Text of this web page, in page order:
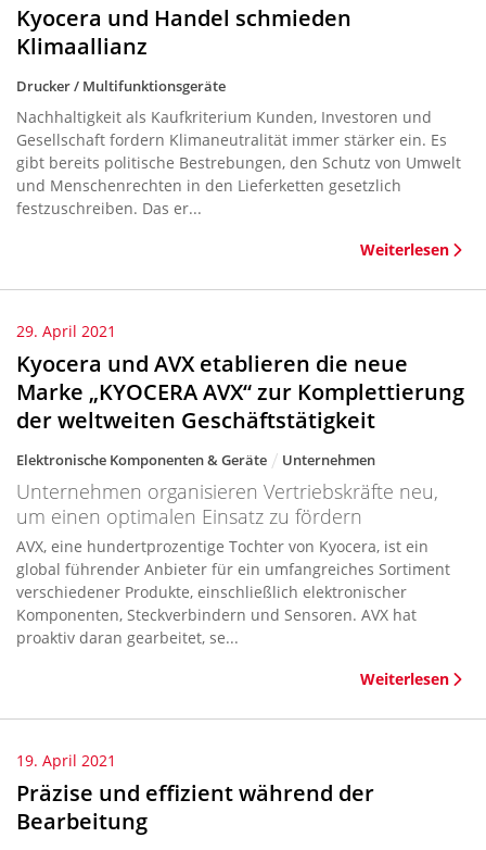
Kyocera und Handel schmieden
Klimaallianz
Drucker / Multifunktionsgeräte
Nachhaltigkeit als Kaufkriterium Kunden, Investoren und
Gesellschaft fordern Klimaneutralität immer stärker ein. Es
gibt bereits politische Bestrebungen, den Schutz von Umwelt
und Menschenrechten in den Lieferketten gesetzlich
festzuschreiben. Das er...
Weiterlesen
29. April 2021
Kyocera und AVX etablieren die neue
Marke „KYOCERA AVX“ zur Komplettierung
der weltweiten Geschäftstätigkeit
Elektronische Komponenten & Geräte Unternehmen
Unternehmen organisieren Vertriebskräfte neu,
um einen optimalen Einsatz zu fördern
AVX, eine hundertprozentige Tochter von Kyocera, ist ein
global führender Anbieter für ein umfangreiches Sortiment
verschiedener Produkte, einschließlich elektronischer
Komponenten, Steckverbindern und Sensoren. AVX hat
proaktiv daran gearbeitet, se...
Weiterlesen
19. April 2021
Präzise und effizient während der
Bearbeitung